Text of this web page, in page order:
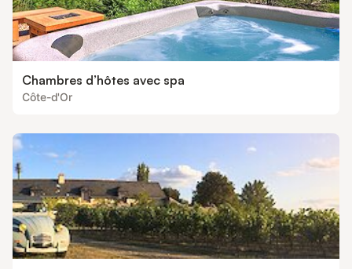
Chambres d’hôtes avec spa
Côte-d'Or